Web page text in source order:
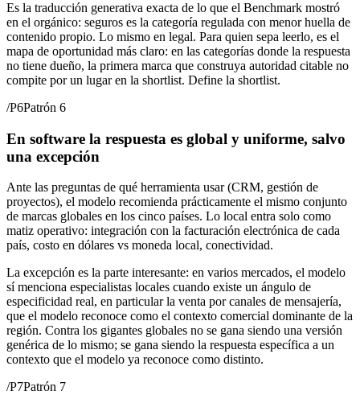
Es la traducción generativa exacta de lo que el Benchmark mostró
en el orgánico: seguros es la categoría regulada con menor huella de
contenido propio. Lo mismo en legal. Para quien sepa leerlo, es el
mapa de oportunidad más claro: en las categorías donde la respuesta
no tiene dueño, la primera marca que construya autoridad citable no
compite por un lugar en la shortlist. Define la shortlist.
/P6Patrón 6
En software la respuesta es global y uniforme, salvo
una excepción
Ante las preguntas de qué herramienta usar (CRM, gestión de
proyectos), el modelo recomienda prácticamente el mismo conjunto
de marcas globales en los cinco países. Lo local entra solo como
matiz operativo: integración con la facturación electrónica de cada
país, costo en dólares vs moneda local, conectividad.
La excepción es la parte interesante: en varios mercados, el modelo
sí menciona especialistas locales cuando existe un ángulo de
especificidad real, en particular la venta por canales de mensajería,
que el modelo reconoce como el contexto comercial dominante de la
región. Contra los gigantes globales no se gana siendo una versión
genérica de lo mismo; se gana siendo la respuesta específica a un
contexto que el modelo ya reconoce como distinto.
/P7Patrón 7